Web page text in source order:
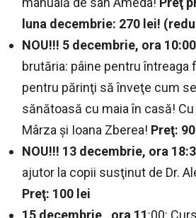
luna decembrie: 270 lei!
NOU!!! 5 decembrie, ora
brutăria: pâine pentru întreaga
pentru părinţi să înveţe cum
sănătoasă cu maia în casă! Cu
Mârza şi Ioana Zberea! Preţ:
NOU!!! 13 decembrie, ora
ajutor la copii susţinut de Dr.
Preţ: 100 lei
15 decembrie, ora 11:00: